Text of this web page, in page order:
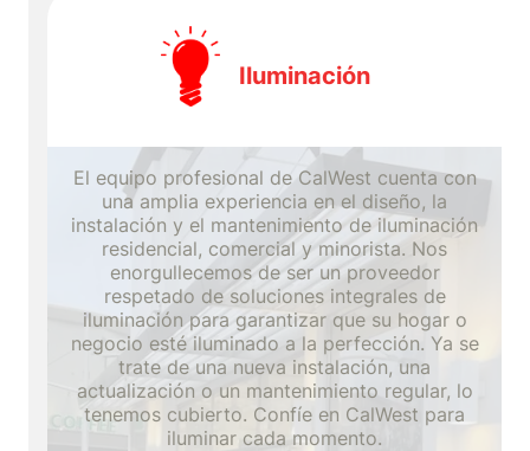
Iluminación
El equipo profesional de CalWest cuenta con
una amplia experiencia en el diseño, la
instalación y el mantenimiento de iluminación
residencial, comercial y minorista. Nos
enorgullecemos de ser un proveedor
respetado de soluciones integrales de
iluminación para garantizar que su hogar o
negocio esté iluminado a la perfección. Ya se
trate de una nueva instalación, una
actualización o un mantenimiento regular, lo
tenemos cubierto. Confíe en CalWest para
iluminar cada momento.